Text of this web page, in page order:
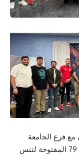
مع فرع الجامعة
الأردنية في العقبة، فعاليات بطولة الاستقلال 79 المفتوحة لتنس